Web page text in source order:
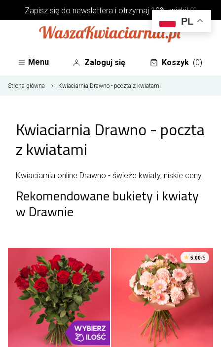
Zapisz się do newsletterai otrzymaj 10% zniżki! ♡
Menu Zaloguj się Koszyk (0)
Strona główna Kwiaciarnia Drawno - poczta z kwiatami
Kwiaciarnia Drawno - poczta
z kwiatami
Kwiaciarnia online Drawno - świeże kwiaty, niskie ceny.
Rekomendowane bukiety i kwiaty
w Drawnie
5.00/5
PL